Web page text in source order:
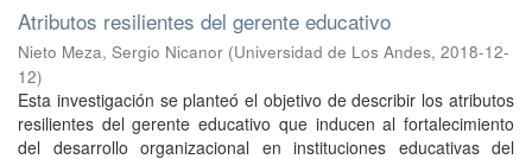
Atributos resilientes del gerente educativo
Nieto Meza, Sergio Nicanor (Universidad de Los Andes, 2018-12-
12)
Esta investigación se planteó el objetivo de describir los atributos
resilientes del gerente educativo que inducen al fortalecimiento
del desarrollo organizacional en instituciones educativas del